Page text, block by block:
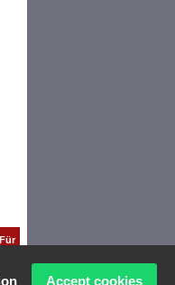
Accept cookies